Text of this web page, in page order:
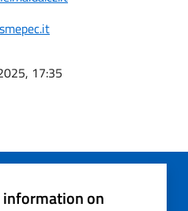
17:35
information on